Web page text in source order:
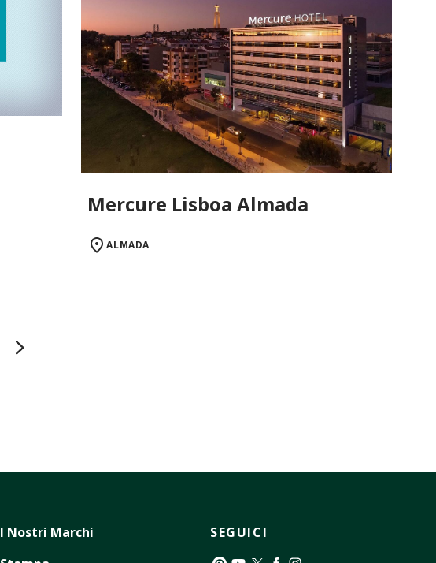
Mercure Lisboa Almada
ALMADA
I Nostri Marchi
SEGUICI